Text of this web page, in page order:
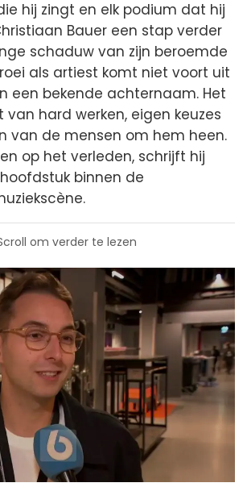
hij zingt en elk podium dat hij
Bauer een stap verder
schaduw van zijn beroemde
als artiest komt niet voort uit
een bekende achternaam. Het
hard werken, eigen keuzes
van de mensen om hem heen.
op het verleden, schrijft hij
binnen de
om verder te lezen